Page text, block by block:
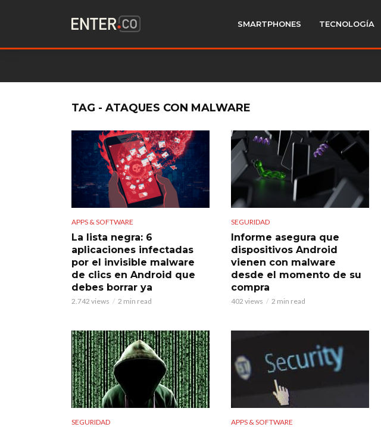
SMARTPHONES TECNOLOGÍA
TAG - ATAQUES CON MALWARE
APPS & SOFTWARE
La lista negra: 6
aplicaciones infectadas
por el invisible malware
de clics en Android que
debes borrar ya
2.742 views 2 min read
SEGURIDAD
Informe asegura que
dispositivos Android
vienen con malware
desde el momento de su
compra
402 views 2 min read
SEGURIDAD APPS & SOFTWARE